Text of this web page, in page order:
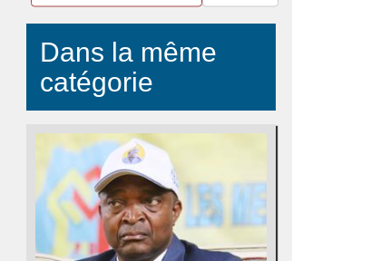
Dans la même
catégorie